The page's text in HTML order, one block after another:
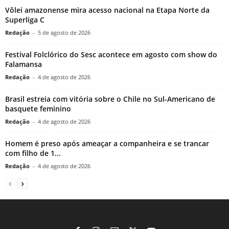
Vôlei amazonense mira acesso nacional na Etapa Norte da
Superliga C
Redação - 5 de agosto de 2026
Festival Folclórico do Sesc acontece em agosto com show do
Falamansa
Redação - 4 de agosto de 2026
Brasil estreia com vitória sobre o Chile no Sul-Americano de
basquete feminino
Redação - 4 de agosto de 2026
Homem é preso após ameaçar a companheira e se trancar
com filho de 1...
Redação - 4 de agosto de 2026